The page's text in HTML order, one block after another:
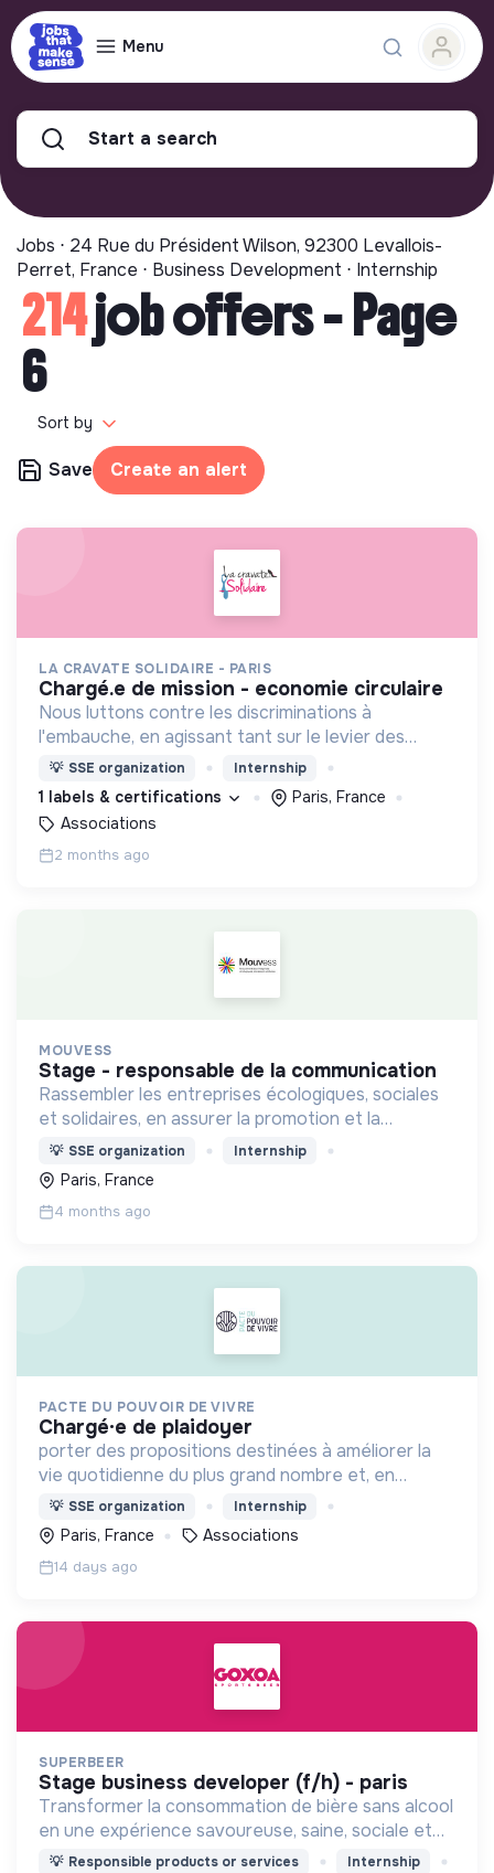
Menu
Start a search
Jobs ⋅ 24 Rue du Président Wilson, 92300 Levallois-
Perret, France ⋅ Business Development ⋅ Internship
214job offers - Page
6
Sort by
Save Create an alert
LA CRAVATE SOLIDAIRE - PARIS
chargé.e de mission - economie circulaire
Nous luttons contre les discriminations à
l'embauche, en agissant tant sur le levier des
candidats par le biais d'accompagnements que sur
le levier des recruteurs !
💡 SSE organization Internship
1 labels & certifications
Paris, France
Associations
2 months ago
MOUVESS
stage - responsable de la communication
Rassembler les entreprises écologiques, sociales
et solidaires, en assurer la promotion et la
représentation auprès des pouvoirs publics et de
la société dans son ensemble, et en animer la
communauté.
💡 SSE organization Internship
Paris, France
4 months ago
PACTE DU POUVOIR DE VIVRE
chargé·e de plaidoyer
porter des propositions destinées à améliorer la
vie quotidienne du plus grand nombre et, en
particulier des plus fragiles, tout en contribuant à
la construction d’une société + juste et +
écologique.
💡 SSE organization Internship
Paris, France Associations
14 days ago
SUPERBEER
stage business developer (f/h) - paris
Transformer la consommation de bière sans alcool
en une expérience savoureuse, saine, sociale et
soutenable.
💡 Responsible products or services Internship